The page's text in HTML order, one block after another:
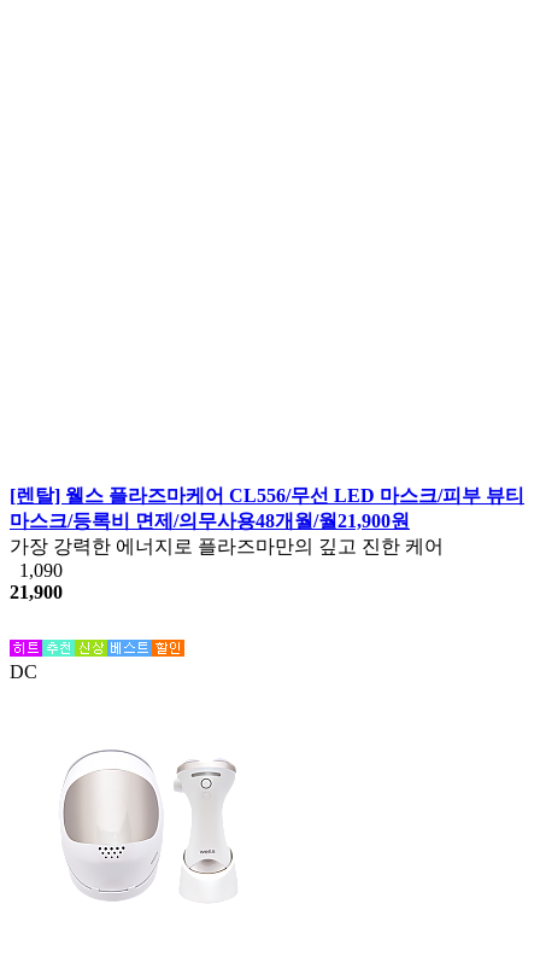
[렌탈] 웰스 플라즈마케어 CL556/무선 LED 마스크/피부 뷰티
마스크/등록비 면제/의무사용48개월/월21,900원
가장 강력한 에너지로 플라즈마만의 깊고 진한 케어
1,090
21,900
DC